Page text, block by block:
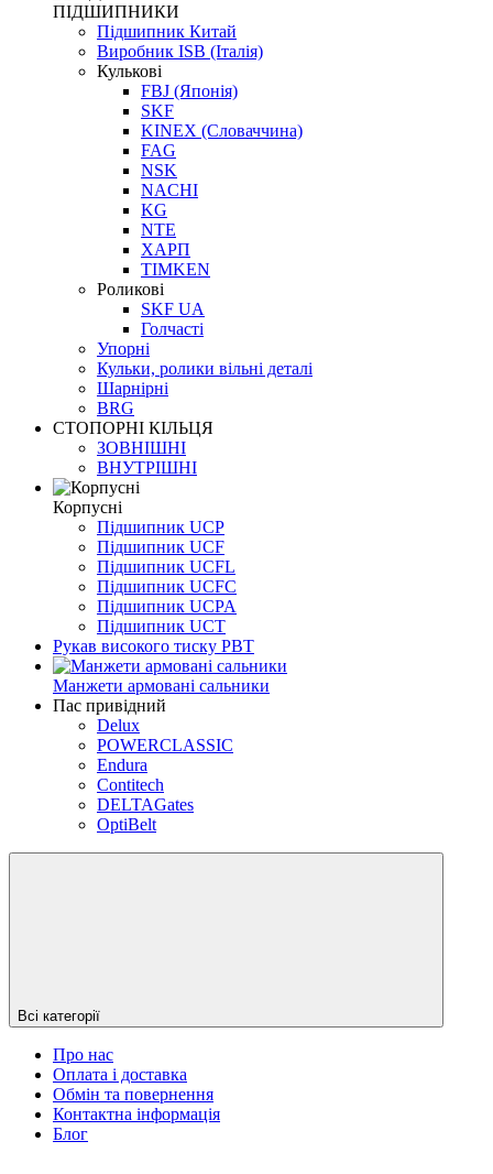
ПІДШИПНИКИ
Підшипник Китай
Виробник ISB (Італія)
Кулькові
FBJ (Японія)
SKF
KINEX (Словаччина)
FAG
NSK
NACHI
KG
NTE
ХАРП
TIMKEN
Роликові
SKF UA
Голчасті
Упорні
Кульки, ролики вільні деталі
Шарнірні
BRG
СТОПОРНІ КІЛЬЦЯ
ЗОВНІШНІ
ВНУТРІШНІ
Корпусні
Підшипник UCP
Підшипник UCF
Підшипник UCFL
Підшипник UCFC
Підшипник UCPA
Підшипник UCT
Рукав високого тиску РВТ
Манжети армовані сальники
Пас привідний
Delux
POWERCLASSIC
Endura
Contitech
DELTAGates
OptiBelt
Всі категорії
Про нас
Оплата і доставка
Обмін та повернення
Контактна інформація
Блог